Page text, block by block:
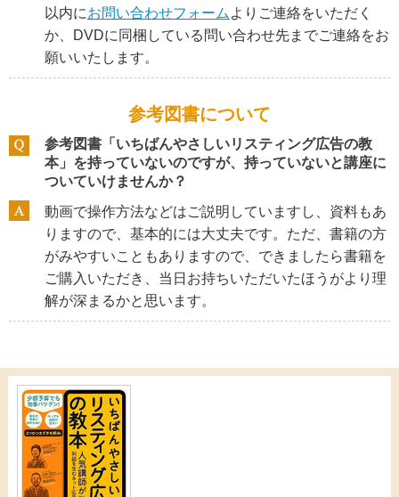
以内にお問い合わせフォーム よりご連絡をいただく
か、DVDに同梱している問い合わせ先までご連絡をお
願いいたします。
参考図書について
参考図書「いちばんやさしいリスティング広告の教
本」を持っていないのですが、持っていないと講座に
ついていけませんか？
動画で操作方法などはご説明していますし、資料もあ
りますので、基本的には大丈夫です。ただ、書籍の方
がみやすいこともありますので、できましたら書籍を
ご購入いただき、当日お持ちいただいたほうがより理
解が深まるかと思います。